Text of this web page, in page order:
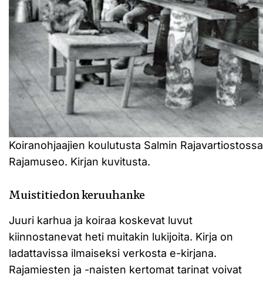
Koiranohjaajien koulutusta Salmin
Rajamuseo. Kirjan kuvitusta.
Muistitiedon keruuhanke
Juuri karhua ja koiraa koskevat luvut
kiinnostanevat heti muitakin lukijoita. Kirja on
ladattavissa ilmaiseksi verkosta e-kirjana.
Rajamiesten ja -naisten kertomat tarinat voivat